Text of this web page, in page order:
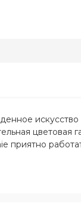
искусство
цветовая
приятно